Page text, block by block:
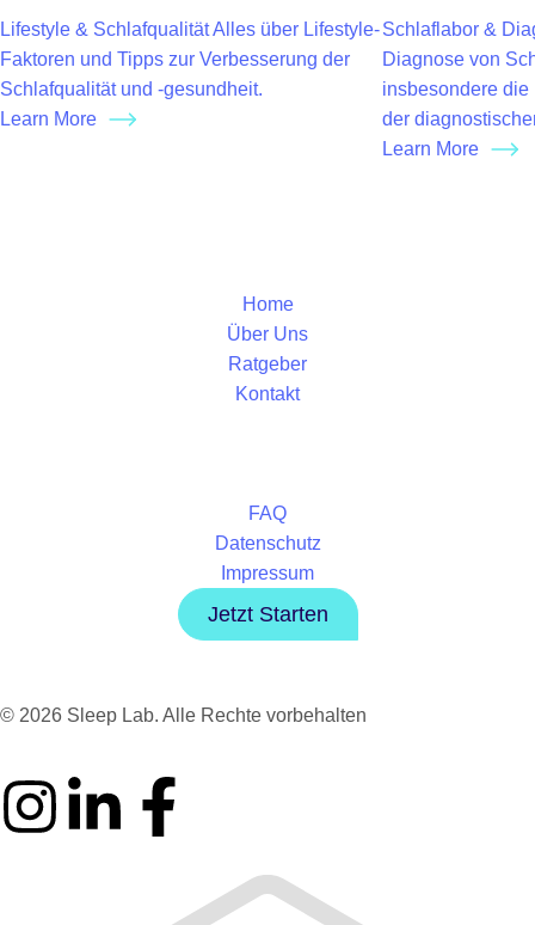
Lifestyle & SchlafqualitätAlles über Lifestyle-
Faktoren und Tipps zur Verbesserung der
Schlafqualität und -gesundheit.
Learn More
Schlaflabor &
Diagnose von
insbesondere
der
Learn More
Home
Über Uns
Ratgeber
Kontakt
FAQ
Datenschutz
Impressum
Jetzt Starten
© 2026 Sleep Lab. Alle Rechte vorbehalten